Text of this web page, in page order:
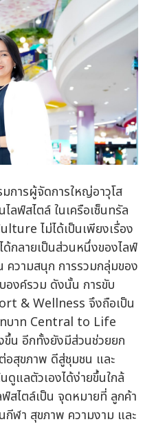
การผู้จัดการใหญ่อาวุโส
ลฟ์สไตล์ ในเครือเซ็นทรัล
ไม่ได้เป็นเพียงเรื่อง
กลายเป็นส่วนหนึ่งของไลฟ์
วามสนุก การรวมกลุ่มของ
งค์รวม ดังนั้น การขับ
& Wellness จึงถือเป็น
บาท Central to Life
ขึ้น อีกทั้งยังมีส่วนช่วยยก
สุขภาพ ดีสู่ชุมชน และ
ดูแลตัวเองได้ง่ายขึ้นใกล้
สไตล์เป็น จุดหมายที่ ลูกค้า
ฬา สุขภาพ ความงาม และ